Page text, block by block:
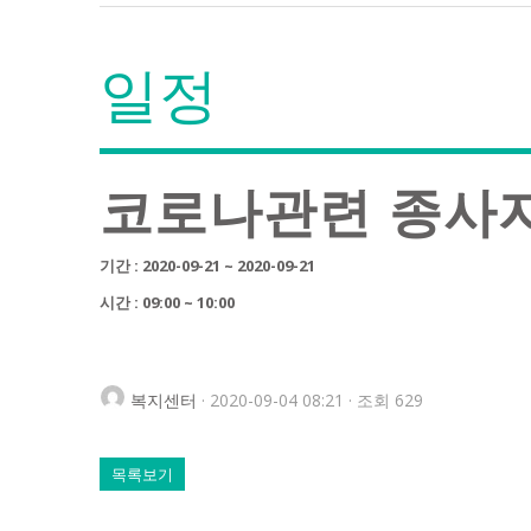
일정
코로나관련 종사
기간 : 2020-09-21 ~ 2020-09-21
시간 : 09:00 ~ 10:00
복지센터 · 2020-09-04 08:21 · 조회 629
목록보기